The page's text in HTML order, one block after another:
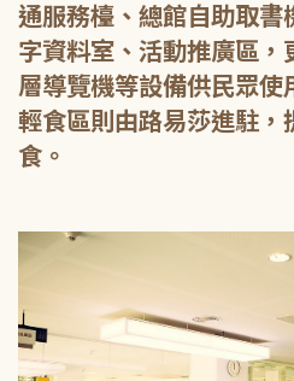
通服務檯、總館自助取書
字資料室、活動推廣區，
層導覽機等設備供民眾使
輕食區則由路易莎進駐，
食。